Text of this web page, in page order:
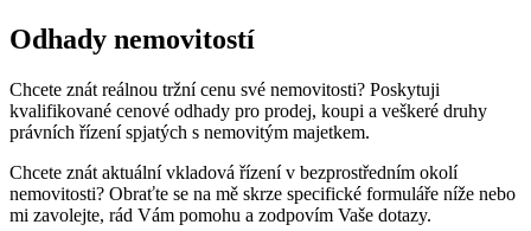
Odhady nemovitostí
Chcete znát reálnou tržní cenu své nemovitosti? Poskytuji
kvalifikované cenové odhady pro prodej, koupi a veškeré druhy
právních řízení spjatých s nemovitým majetkem.
Chcete znát aktuální vkladová řízení v bezprostředním okolí
nemovitosti? Obraťte se na mě skrze specifické formuláře níže nebo
mi zavolejte, rád Vám pomohu a zodpovím Vaše dotazy.